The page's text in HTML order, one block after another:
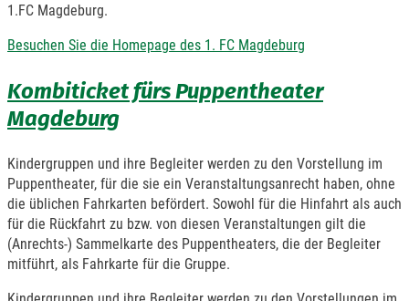
1.FC Magdeburg.
Besuchen Sie die Homepage des 1. FC Magdeburg
Kombiticket fürs Puppentheater
Magdeburg
Kindergruppen und ihre Begleiter werden zu den Vorstellung im
Puppentheater, für die sie ein Veranstaltungsanrecht haben, ohne
die üblichen Fahrkarten befördert. Sowohl für die Hinfahrt als auch
für die Rückfahrt zu bzw. von diesen Veranstaltungen gilt die
(Anrechts-) Sammelkarte des Puppentheaters, die der Begleiter
mitführt, als Fahrkarte für die Gruppe.